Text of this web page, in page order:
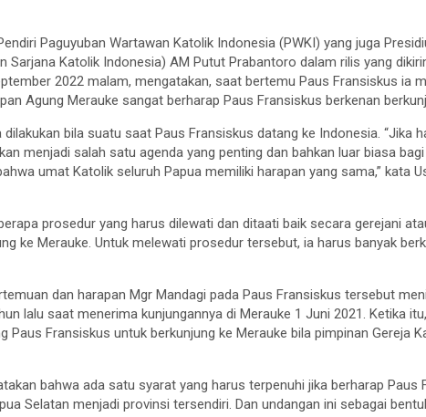
Paguyuban Wartawan Katolik Indonesia (PWKI) yang juga
Sarjana Katolik Indonesia) AM Putut Prabantoro dalam rilis yang
2022 malam, mengatakan, saat bertemu Paus Fransiskus ia
Agung Merauke sangat berharap Paus Fransiskus berkenan
bila suatu saat Paus Fransiskus datang ke Indonesia. “Jika
menjadi salah satu agenda yang penting dan bahkan luar biasa
umat Katolik seluruh Papua memiliki harapan yang sama,” kata
prosedur yang harus dilewati dan ditaati baik secara gerejani
ke Merauke. Untuk melewati prosedur tersebut, ia harus banyak
dan harapan Mgr Mandagi pada Paus Fransiskus tersebut
lalu saat menerima kunjungannya di Merauke 1 Juni 2021. Ketika
Paus Fransiskus untuk berkunjung ke Merauke bila pimpinan Gereja
bahwa ada satu syarat yang harus terpenuhi jika berharap Paus
Selatan menjadi provinsi tersendiri. Dan undangan ini sebagai